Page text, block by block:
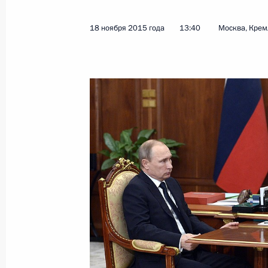
18 ноября 2015 года 13:40 Москва,